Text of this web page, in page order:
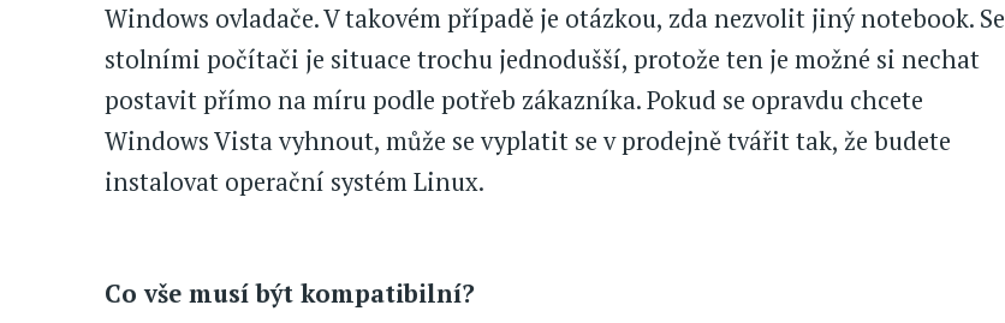
Windows ovladače. V takovém případě je otázkou, zda nezvolit jiný notebook. Se
stolními počítači je situace trochu jednodušší, protože ten je možné si nechat
postavit přímo na míru podle potřeb zákazníka. Pokud se opravdu chcete
Windows Vista vyhnout, může se vyplatit se v prodejně tvářit tak, že budete
instalovat operační systém Linux.
Co vše musí být kompatibilní?